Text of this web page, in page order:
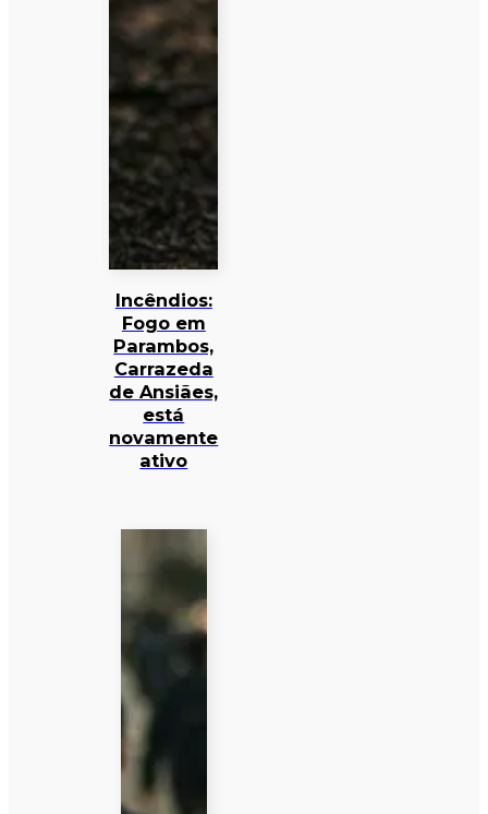
Incêndios:
Fogo em
Parambos,
Carrazeda
de Ansiães,
está
novamente
ativo